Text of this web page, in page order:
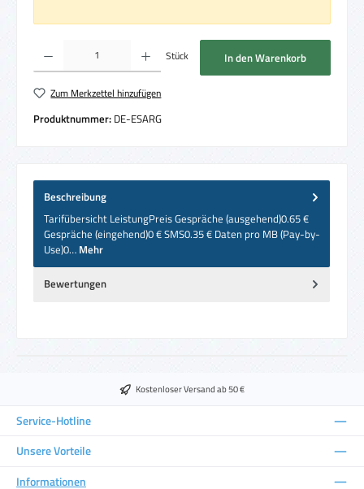
Produkt Anzahl: Gib den gewünschten Wert ein oder benutze die Schaltflächen um
Stück In den Warenkorb
Zum Merkzettel hinzufügen
Produktnummer: DE-ESARG
Beschreibung
Tarifübersicht LeistungPreis Gespräche (ausgehend)0.65 €
Gespräche (eingehend)0 € SMS0.35 € Daten pro MB (Pay-by-
Use)0… Mehr
Bewertungen
Kostenloser Versand ab 50 €
Service-Hotline
Unsere Vorteile
Informationen